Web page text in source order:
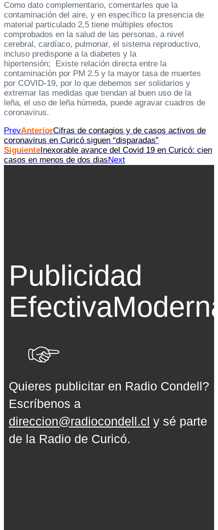
Como dato complementario, comentarles que la
contaminación del aire, y en específico la presencia de
material particulado 2,5 tiene múltiples efectos
comprobados en la salud de las personas, a nivel
cerebral, cardíaco, pulmonar, el sistema reproductivo,
incluso predispone a la diabetes y la
hipertensión; Existe relación directa entre la
contaminación por PM 2.5 y la mayor tasa de muertes
por COVID-19, por lo que debemos ser solidarios y
extremar las medidas que tiendan al buen uso de la
leña, el uso de leña húmeda, puede agravar cuadros de
coronavirus.
PrevAnteriorCifras de contagios y de casos activos de
coronavirus en Curicó siguen “disparadas”
SiguienteInexorable avance del Covid 19 en Curicó: cien
casos en menos de dos diasNext
Publicidad
Efectiva
Quieres publicitar en Radio Condell?
Escríbenos a
direccion@radiocondell.cl y sé parte
de la Radio de Curicó.